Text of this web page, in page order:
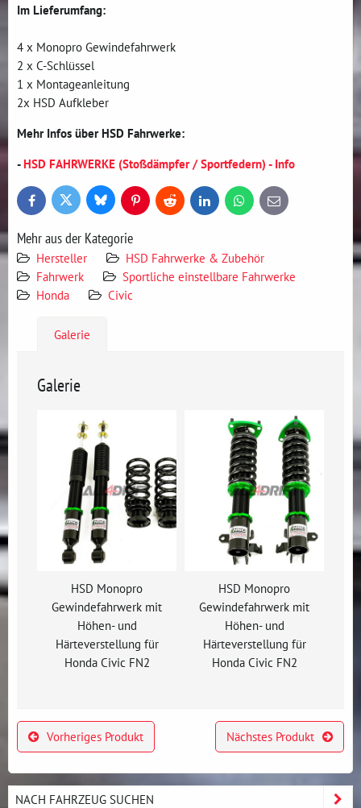
Im Lieferumfang:
4 x Monopro Gewindefahrwerk
2 x C-Schlüssel
1 x Montageanleitung
2x HSD Aufkleber
Mehr Infos über HSD Fahrwerke:
- HSD FAHRWERKE (Stoßdämpfer / Sportfedern) - Info
FacebookTwitter BlueskyPinterestReddit LinkedInWhatsApp
E-
mail
Mehr aus der Kategorie
Hersteller
HSD Fahrwerke & Zubehör
Fahrwerk
Sportliche einstellbare Fahrwerke
Honda
Civic
Galerie
Galerie
HSD Monopro
Gewindefahrwerk mit
Höhen- und
Härteverstellung für
Honda Civic FN2
HSD Monopro
Gewindefahrwerk mit
Höhen- und
Härteverstellung für
Honda Civic FN2
Vorheriges Produkt Nächstes Produkt
NACH FAHRZEUG SUCHEN